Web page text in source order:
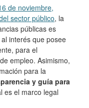
de noviembre,
sector público, la
públicas es
interés que posee
para el
empleo. Asimismo,
para la
y guía para
es el marco legal